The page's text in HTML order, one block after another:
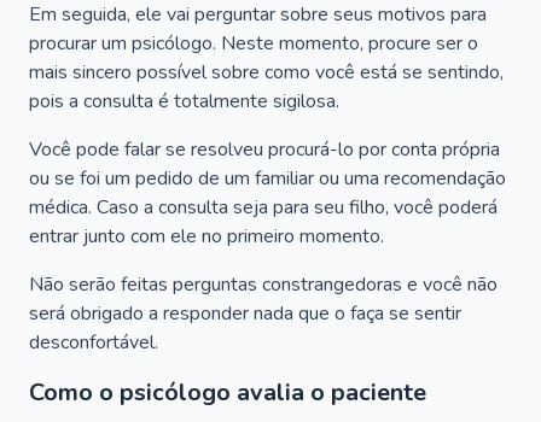
Em seguida, ele vai perguntar sobre seus motivos para
procurar um psicólogo. Neste momento, procure ser o
mais sincero possível sobre como você está se sentindo,
pois a consulta é totalmente sigilosa.
Você pode falar se resolveu procurá-lo por conta própria
ou se foi um pedido de um familiar ou uma recomendação
médica. Caso a consulta seja para seu filho, você poderá
entrar junto com ele no primeiro momento.
Não serão feitas perguntas constrangedoras e você não
será obrigado a responder nada que o faça se sentir
desconfortável.
Como o psicólogo avalia o paciente